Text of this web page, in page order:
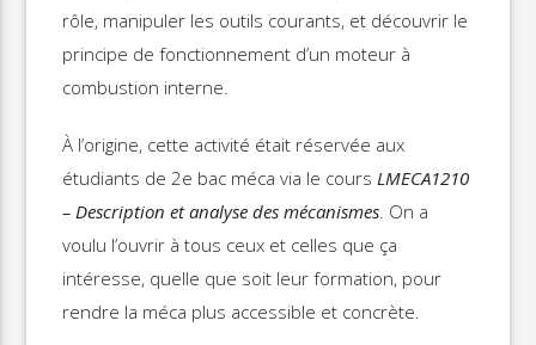
rôle, manipuler les outils courants, et découvrir le
principe de fonctionnement d’un moteur à
combustion interne.
À l’origine, cette activité était réservée aux
étudiants de 2e bac méca via le cours LMECA1210
– Description et analyse des mécanismes . On a
voulu l’ouvrir à tous ceux et celles que ça
intéresse, quelle que soit leur formation, pour
rendre la méca plus accessible et concrète.